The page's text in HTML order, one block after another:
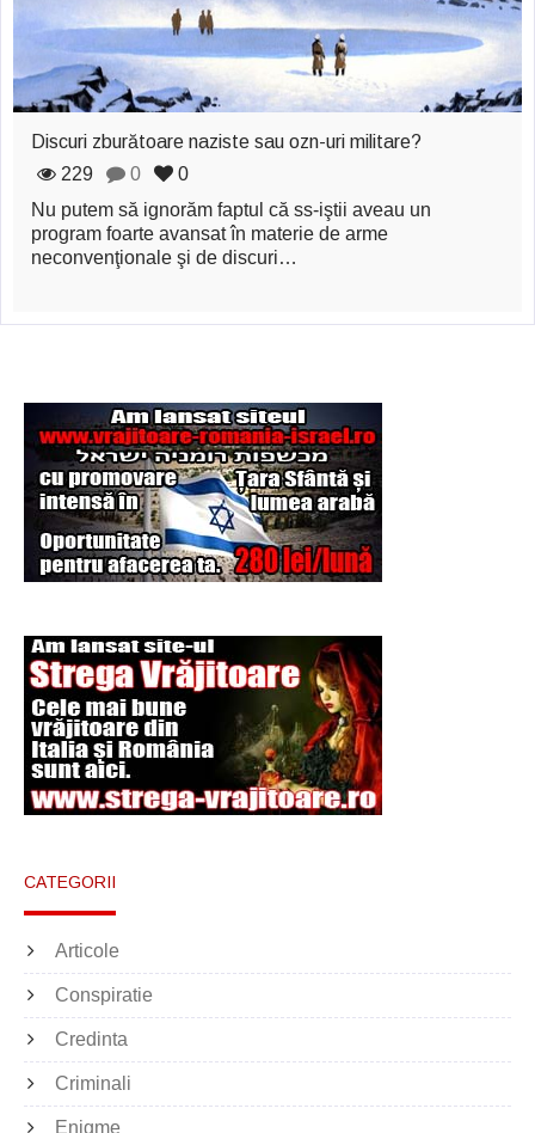
Madona lacrimilor
din Siracusa
(Silcilia)
Uimitoarea viaţă a
Teresei Neumann
Derba, un oraş
regele Arthur
Şi-a vândut soţia
pentru un ritual de
magie neagră
Discuri zburătoare naziste sau ozn-uri militare?
229
0
0
Nu putem să ignorăm faptul că ss-iştii aveau un
program foarte avansat în materie de arme
neconvenţionale şi de discuri…
CATEGORII
Articole
Conspiratie
Credinta
Criminali
Enigme